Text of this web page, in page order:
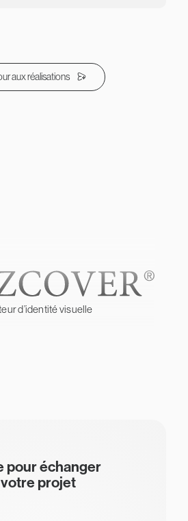
aux réalisations
d’identité visuelle
pour échanger
projet